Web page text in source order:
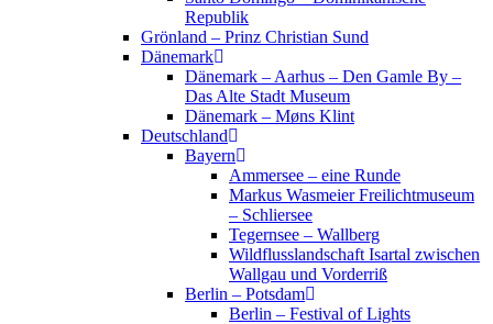
Republik
Grönland – Prinz Christian Sund
Dänemark
Dänemark – Aarhus – Den Gamle By –
Das Alte Stadt Museum
Dänemark – Møns Klint
Deutschland
Bayern
Ammersee – eine Runde
Markus Wasmeier Freilichtmuseum
– Schliersee
Tegernsee – Wallberg
Wildflusslandschaft Isartal zwischen
Wallgau und Vorderriß
Berlin – Potsdam
Berlin – Festival of Lights